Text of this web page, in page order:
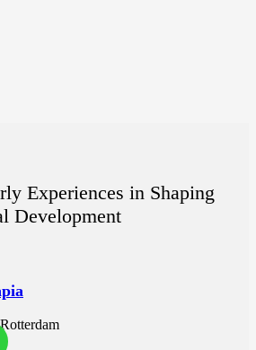
Experiences in Shaping
Development